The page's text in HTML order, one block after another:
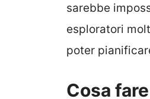
sarebbe
esploratori
poter
Cosa